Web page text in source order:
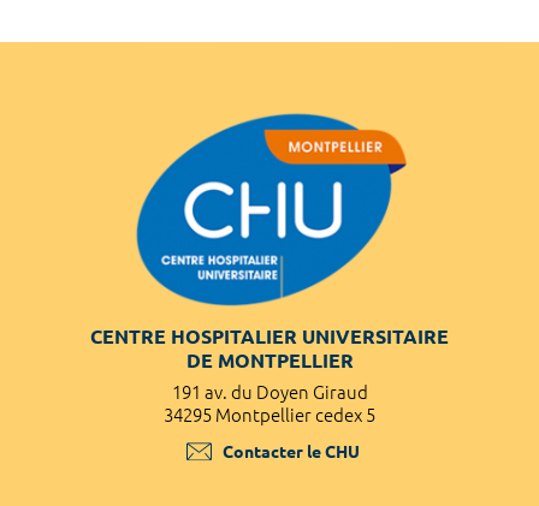
CENTRE HOSPITALIER UNIVERSITAIRE
DE MONTPELLIER
191 av. du Doyen Giraud
34295 Montpellier cedex 5
Contacter le CHU